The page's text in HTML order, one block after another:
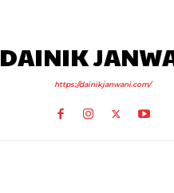
DAINIK
https://dainikjanwani.com/